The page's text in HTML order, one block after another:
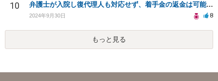
10 弁護士が入院し復代理人も対応せず、着手金の返金は可能か？
2024年9月30日 8
もっと見る